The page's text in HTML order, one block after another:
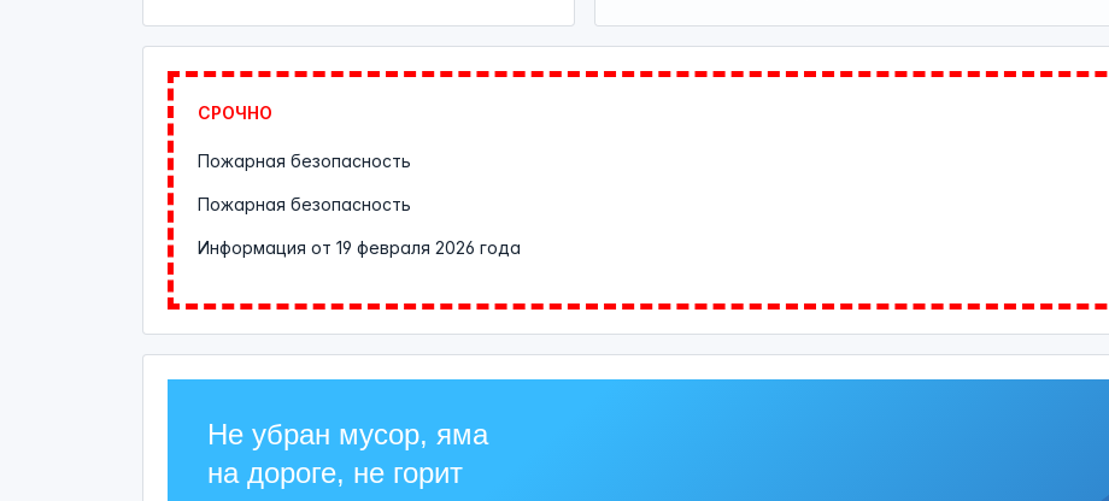
СРОЧНО
Пожарная безопасность
Пожарная безопасность
Информация от 19 февраля 2026 года
Не убран мусор, яма
на дороге, не горит